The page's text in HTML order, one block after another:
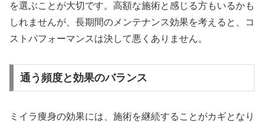
を選ぶことが大切です。高額な施術と感じる方もいるかも
しれませんが、長期間のメンテナンス効果を考えると、コ
ストパフォーマンスは決して悪くありません。
通う頻度と効果のバランス
ミイラ痩身の効果には、施術を継続することがカギとなり